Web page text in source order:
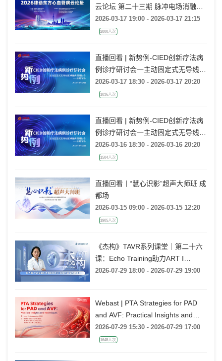
云论坛 第二十三期 脉冲电场消融进
展研讨
2026-03-17 19:00 - 2026-03-17 21:15
2800人次
直播回看 | 新势例-CIED创新疗法病
例诊疗研讨会一主动固定式无导线起
搏器病例研讨会一新秀专场
2026-03-17 18:30 - 2026-03-17 20:20
1036人次
直播回看 | 新势例-CIED创新疗法病
例诊疗研讨会一主动固定式无导线起
搏器病例研讨会一新秀专场
2026-03-16 18:30 - 2026-03-16 20:20
1504人次
直播回看丨“慧心识影”超声大师班 成
都场
2026-03-15 09:00 - 2026-03-15 12:20
1905人次
《杰构》TAVR系列课堂｜第二十六
课：Echo Training助力ART I
Rebecca T. Hahn教授《第二期-主动
2026-07-29 18:00 - 2026-07-29 19:00
Webast | PTA Strategies for PAD
and AVF: Practical Insights and
Techniques
2026-07-29 15:30 - 2026-07-29 17:00
1645人次